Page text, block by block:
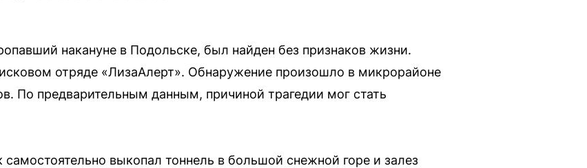
накануне в Подольске, был найден без признаков жизни.
отряде «ЛизаАлерт». Обнаружение произошло в микрорайоне
По предварительным данным, причиной трагедии мог стать
выкопал тоннель в большой снежной горе и залез